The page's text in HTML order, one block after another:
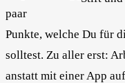
paar
Punkte, welche Du für
solltest. Zu aller erst:
anstatt mit einer App